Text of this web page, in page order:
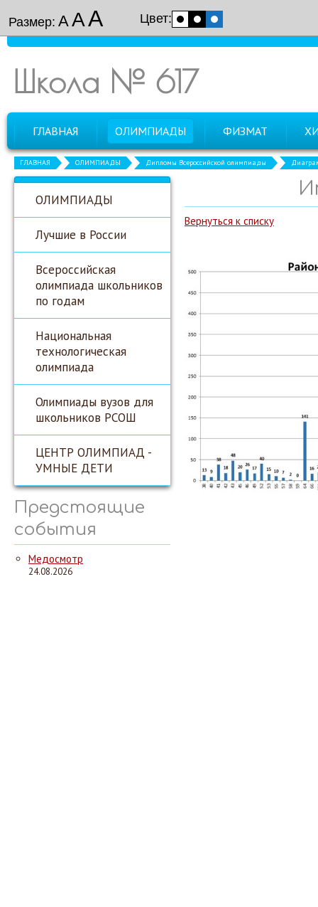
Размер: ААА Цвет:
Школа № 617
ГЛАВНАЯ ОЛИМПИАДЫ ФИЗМАТ
ГЛАВНАЯ ОЛИМПИАДЫ Дипломы Всероссийской олимпиады
ОЛИМПИАДЫ
Лучшие в России
Всероссийская
олимпиада школьников
по годам
Национальная
технологическая
олимпиада
Олимпиады вузов для
школьников РСОШ
ЦЕНТР ОЛИМПИАД -
УМНЫЕ ДЕТИ
Предстоящие
события
Медосмотр
24.08.2026
Вернуться к списку